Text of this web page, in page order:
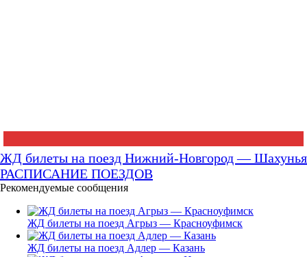
ЖД билеты на поезд Нижний-Новгород — Шахунья
РАСПИСАНИЕ ПОЕЗДОВ
Рекомендуемые сообщения
ЖД билеты на поезд Агрыз — Красноуфимск
ЖД билеты на поезд Адлер — Казань